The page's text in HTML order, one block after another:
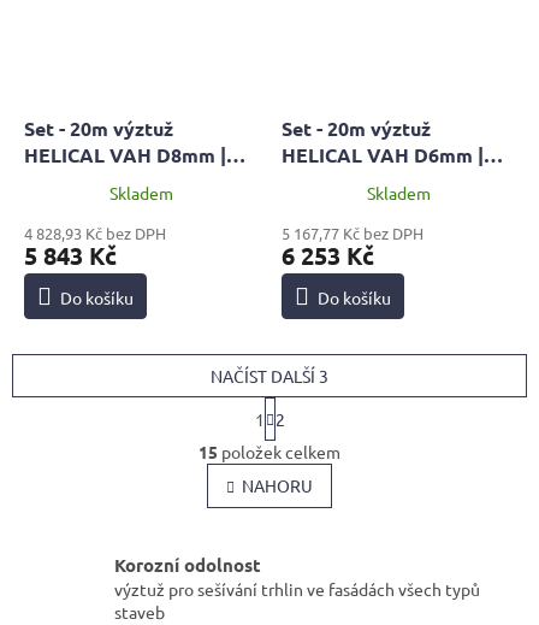
Set - 20m výztuž
HELICAL VAH D8mm |
STANDARD + 2x malta
MPC 60 + pistol HOBBY
Skladem
4 828,93 Kč bez DPH
5 843 Kč
Do košíku
Set - 20m výztuž
HELICAL VAH D6mm |
PROFI + 2x malta MPC 60
+ pistol HOBBY
Skladem
5 167,77 Kč bez DPH
6 253 Kč
Do košíku
O
v
l
á
c
í
NAČÍST DALŠÍ 3
S
t
r
á
n
k
n
1
2
15 položek celkem
NAHORU
Korozní odolnost
výztuž pro sešívání trhlin ve fasádách všech typů
staveb